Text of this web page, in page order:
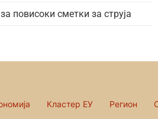
повисоки сметки за струја
Кластер ЕУ Регион